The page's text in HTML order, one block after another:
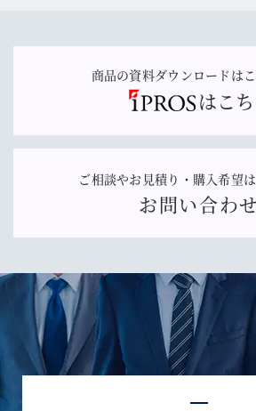
商品の資料ダウンロードは
はこ
ご相談やお見積り・購入希望
お問い合わせ